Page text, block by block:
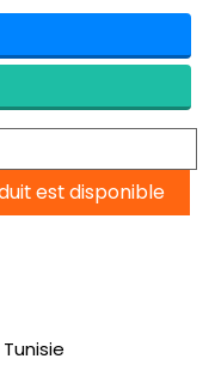
est disponible